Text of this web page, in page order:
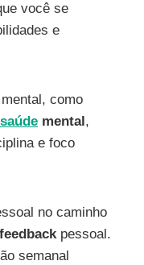
você se
e
como
saúde mental ,
e foco
no caminho
feedbackpessoal.
semanal